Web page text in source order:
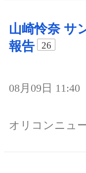
山崎怜奈 サ
報告
26
08月09日 11:40
オリコンニュ